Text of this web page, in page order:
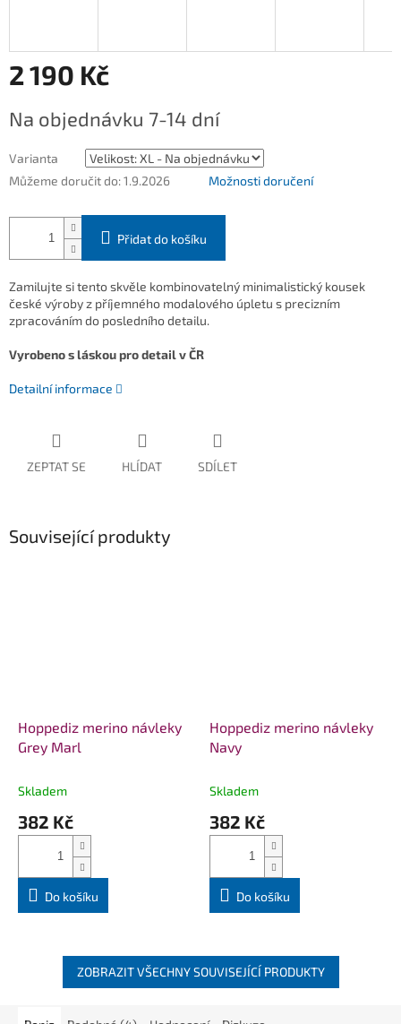
2 190 Kč
cena:
Na objednávku 7-14 dní
Varianta
Můžeme doručit do:1.9.2026 Možnosti doručení
Přidat do košíku
Zamilujte si tento skvěle kombinovatelný minimalistický kousek
české výroby z příjemného modalového úpletu s precizním
zpracováním do posledního detailu.
Vyrobeno s láskou pro detail v ČR
Detailní informace
ZEPTAT SE HLÍDAT SDÍLET
Související produkty
Hoppediz merino návleky
Grey Marl
Skladem
382 Kč
Do košíku
Hoppediz merino návleky
Navy
Skladem
382 Kč
Do košíku
ZOBRAZIT VŠECHNY SOUVISEJÍCÍ PRODUKTY